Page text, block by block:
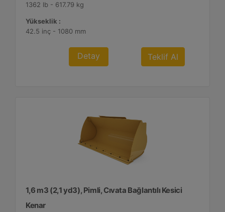
1362 lb - 617.79 kg
Yükseklik :
42.5 inç - 1080 mm
Detay Teklif Al
1,6 m3 (2,1 yd3), Pimli, Cıvata Bağlantılı Kesici
Kenar